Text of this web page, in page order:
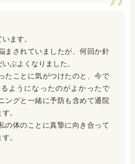
ます。
まされていましたが、何回か針
ぶよくなりました。
たことに気がつけたのと、今で
ようになったのがよかったで
ングと一緒に予防も含めて通院
。
の体のことに真摯に向き合って
。